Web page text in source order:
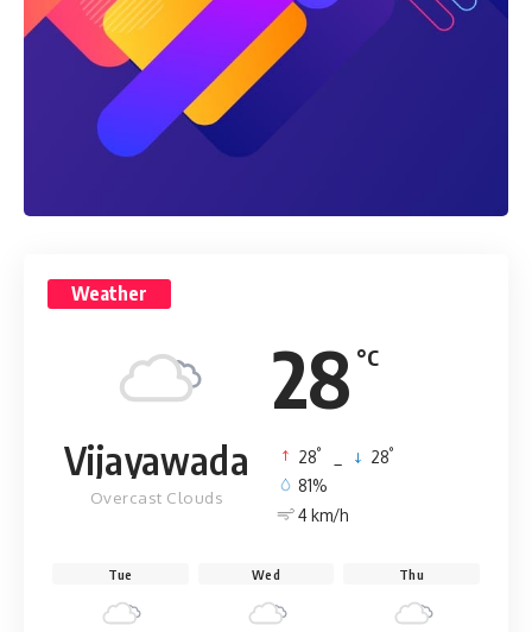
Weather
28 °C
Vijayawada
Overcast Clouds
28° 28°
81%
4 km/h
Tue Wed Thu